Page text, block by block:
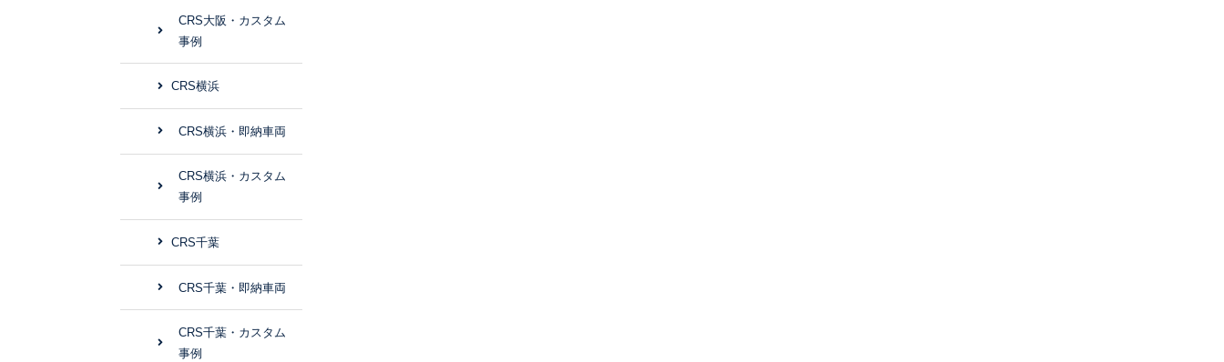
CRS大阪・カスタム
事例
CRS横浜
CRS横浜・即納車両
CRS横浜・カスタム
事例
CRS千葉
CRS千葉・即納車両
CRS千葉・カスタム
事例